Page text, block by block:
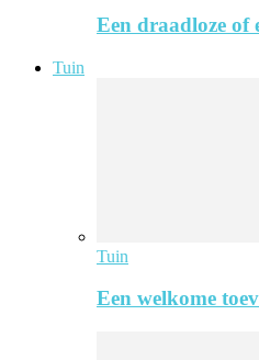
Een draadloze of
Tuin
Tuin
Een welkome